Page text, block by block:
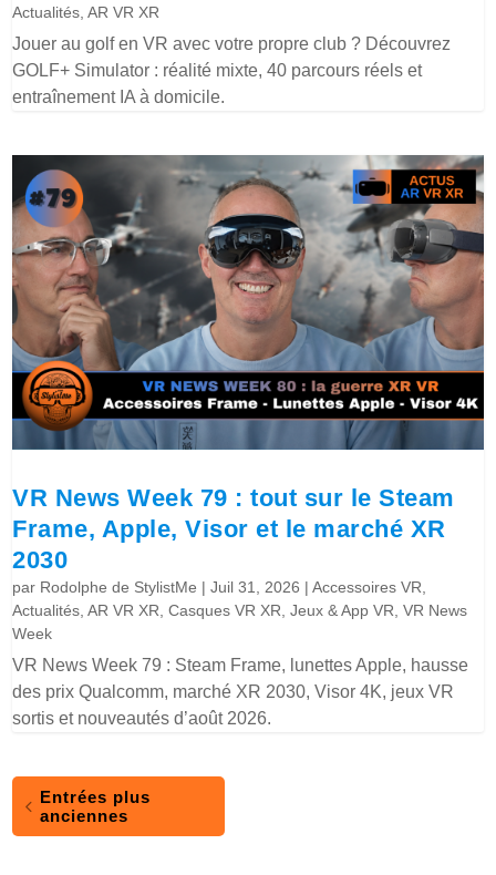
Actualités,AR VR XR
Jouer au golf en VR avec votre propre club ? Découvrez
GOLF+ Simulator : réalité mixte, 40 parcours réels et
entraînement IA à domicile.
VR News Week 79 : tout sur le Steam
Frame, Apple, Visor et le marché XR
2030
par Rodolphe de StylistMe |Juil 31, 2026 |Accessoires VR,
Actualités,AR VR XR,Casques VR XR,Jeux & App VR,VR News
Week
VR News Week 79 : Steam Frame, lunettes Apple, hausse
des prix Qualcomm, marché XR 2030, Visor 4K, jeux VR
sortis et nouveautés d’août 2026.
Entrées plus
anciennes